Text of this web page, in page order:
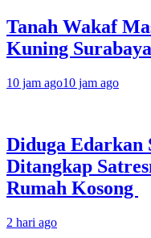
Tanah Wakaf
Kuning
10 jam ago10 jam ago
Diduga Edarkan
Ditangkap
Rumah Kosong
2 hari ago